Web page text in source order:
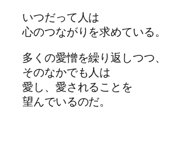
いつだって人は
心のつながりを求めている。
多くの愛憎を繰り返しつつ、
そのなかでも人は
愛し、愛されることを
望んでいるのだ。